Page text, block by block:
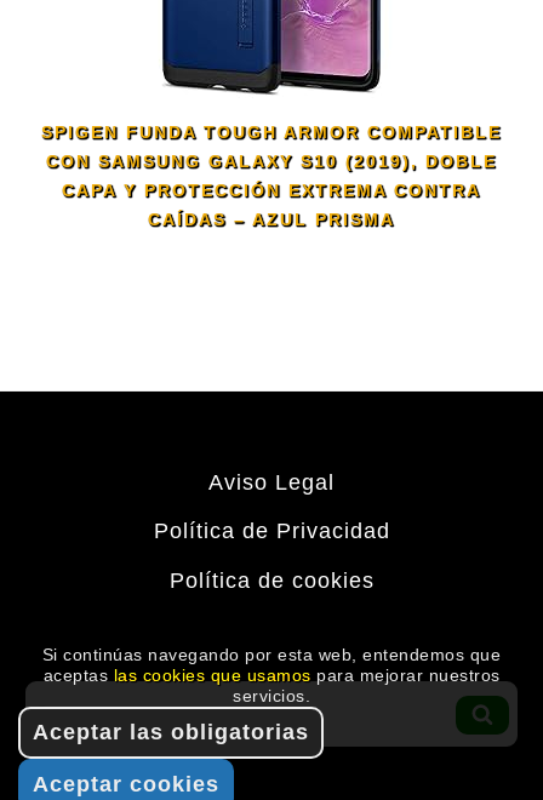
SPIGEN FUNDA TOUGH ARMOR COMPATIBLE
CON SAMSUNG GALAXY S10 (2019), DOBLE
CAPA Y PROTECCIÓN EXTREMA CONTRA
CAÍDAS – AZUL PRISMA
Aviso Legal
Política de Privacidad
Política de cookies
Buscar
por:
Si continúas navegando por esta web, entendemos que
aceptas las cookies que usamos para mejorar nuestros
servicios.
Aceptar las obligatorias
Aceptar cookies